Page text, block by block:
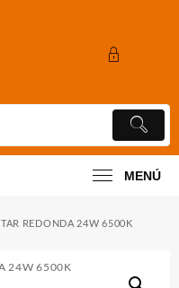
MENÚ
REDONDA 24W 6500K